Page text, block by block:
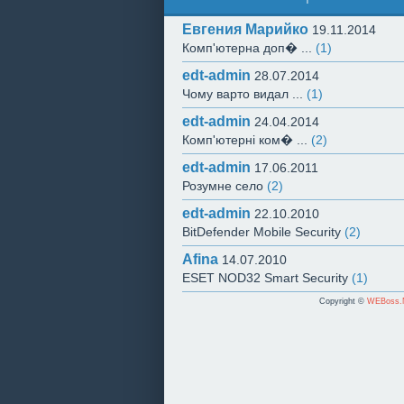
Евгения Марийко 19.11.2014
Комп'ютерна доп� ... (1)
edt-admin 28.07.2014
Чому варто видал ... (1)
edt-admin 24.04.2014
Комп'ютерні ком� ... (2)
edt-admin 17.06.2011
Розумне село (2)
edt-admin 22.10.2010
BitDefender Mobile Security (2)
Afina 14.07.2010
ESET NOD32 Smart Security (1)
Copyright ©